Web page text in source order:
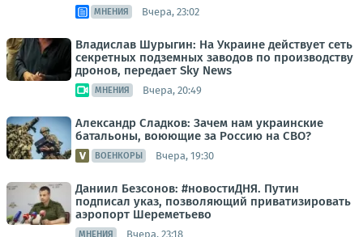
МНЕНИЯ Вчера, 23:02
Владислав Шурыгин: На Украине действует сеть
секретных подземных заводов по производству
дронов, передает Sky News
МНЕНИЯ Вчера, 20:49
Александр Сладков: Зачем нам украинские
батальоны, воюющие за Россию на СВО?
ВОЕНКОРЫ Вчера, 19:30
Даниил Безсонов: #новостиДНЯ. Путин
подписал указ, позволяющий приватизировать
аэропорт Шереметьево
МНЕНИЯ Вчера, 23:18